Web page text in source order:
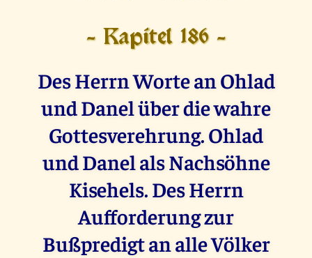
- Kapitel 186 -
Des Herrn Worte an Ohlad
und Danel über die wahre
Gottesverehrung. Ohlad
und Danel als Nachsöhne
Kisehels. Des Herrn
Aufforderung zur
Bußpredigt an alle Völker